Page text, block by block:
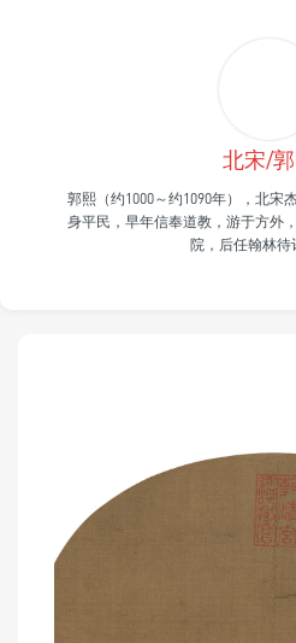
北宋/
郭熙（约1000～约1090年），北宋
身平民，早年信奉道教，游于方外
院，后任翰林待